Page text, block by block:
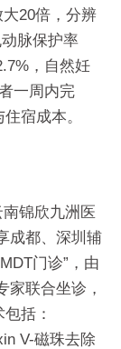
20倍，分辨
脉保护率
，自然妊
一周内完
宿成本。
锦欣九洲医
成都、深圳辅
门诊”，由
家联合坐诊，
括：
V-磁珠去除